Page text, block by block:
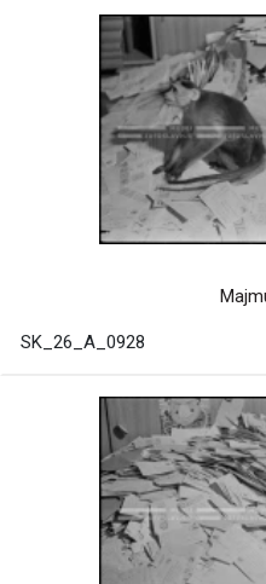
SK_26_A_0928